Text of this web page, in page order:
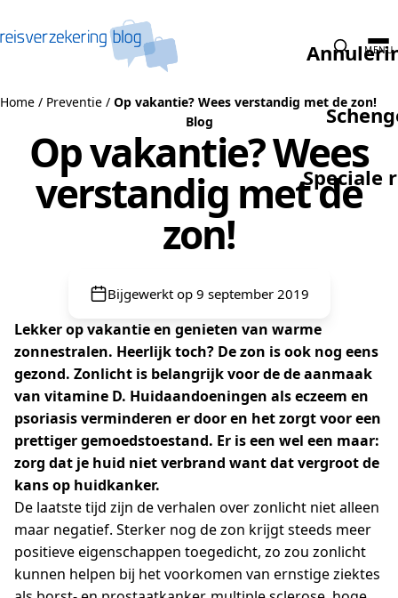
Speciale
MENU
Home / Preventie / Op vakantie? Wees verstandig met de zon!
Blog
Op vakantie? Wees
verstandig met de
zon!
Bijgewerkt op 9 september 2019
Lekker op vakantie en genieten van warme
zonnestralen. Heerlijk toch? De zon is ook nog eens
gezond. Zonlicht is belangrijk voor de de aanmaak
van vitamine D. Huidaandoeningen als eczeem en
psoriasis verminderen er door en het zorgt voor een
prettiger gemoedstoestand. Er is een wel een maar:
zorg dat je huid niet verbrand want dat vergroot de
kans op huidkanker.
De laatste tijd zijn de verhalen over zonlicht niet alleen
maar negatief. Sterker nog de zon krijgt steeds meer
positieve eigenschappen toegedicht, zo zou zonlicht
kunnen helpen bij het voorkomen van ernstige ziektes